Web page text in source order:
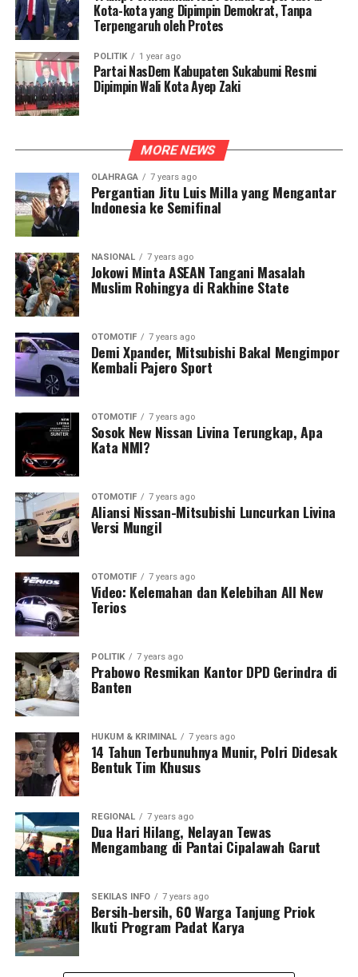
Kota-kota yang Dipimpin Demokrat, Tanpa
Terpengaruh oleh Protes
POLITIK 1 year ago
Partai NasDem Kabupaten Sukabumi Resmi
Dipimpin Wali Kota Ayep Zaki
MORE NEWS
OLAHRAGA 7 years ago
Pergantian Jitu Luis Milla yang Mengantar
Indonesia ke Semifinal
NASIONAL 7 years ago
Jokowi Minta ASEAN Tangani Masalah
Muslim Rohingya di Rakhine State
OTOMOTIF 7 years ago
Demi Xpander, Mitsubishi Bakal Mengimpor
Kembali Pajero Sport
OTOMOTIF 7 years ago
Sosok New Nissan Livina Terungkap, Apa
Kata NMI?
OTOMOTIF 7 years ago
Aliansi Nissan-Mitsubishi Luncurkan Livina
Versi Mungil
OTOMOTIF 7 years ago
Video: Kelemahan dan Kelebihan All New
Terios
POLITIK 7 years ago
Prabowo Resmikan Kantor DPD Gerindra di
Banten
HUKUM & KRIMINAL 7 years ago
14 Tahun Terbunuhnya Munir, Polri Didesak
Bentuk Tim Khusus
REGIONAL 7 years ago
Dua Hari Hilang, Nelayan Tewas
Mengambang di Pantai Cipalawah Garut
SEKILAS INFO 7 years ago
Bersih-bersih, 60 Warga Tanjung Priok
Ikuti Program Padat Karya